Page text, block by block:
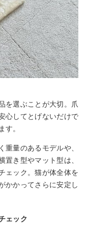
を選ぶことが大切。爪
心してとげないだけで
す。
重量のあるモデルや、
置き型やマット型は、
ェック。猫が体全体を
かかってさらに安定し
ェック